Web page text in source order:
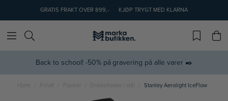
GRATIS FRAKT OVER 899,- KJØP TRYGT MED KLARNA
Back to school! -50% på gravering på alle varer ✒️
Hjem Friluft Flasker Drikkeflaske i stål Stanley Aerolight IceFlow